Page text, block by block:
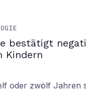
bestätigt
Kindern
oder zwölf Jahren